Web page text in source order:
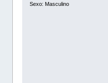
Sexo: Masculino